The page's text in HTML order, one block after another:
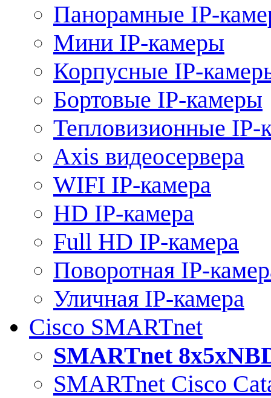
Панорамные IP-
Мини IP-камеры
Корпусные IP-
Бортовые IP-камеры
Тепловизионные IP-
Axis видеосервера
WIFI IP-камера
HD IP-камера
Full HD IP-камера
Поворотная IP-
Уличная IP-камера
Cisco SMARTnet
SMARTnet
SMARTnet Cisco